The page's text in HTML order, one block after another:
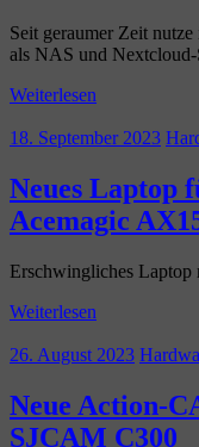
Seit geraumer Zeit
als NAS und Nextcloud-
Weiterlesen
18. September 2023
Neues Laptop
Acemagic
Erschwingliches Laptop
Weiterlesen
26. August 2023
Neue Action-
SJCAM C300